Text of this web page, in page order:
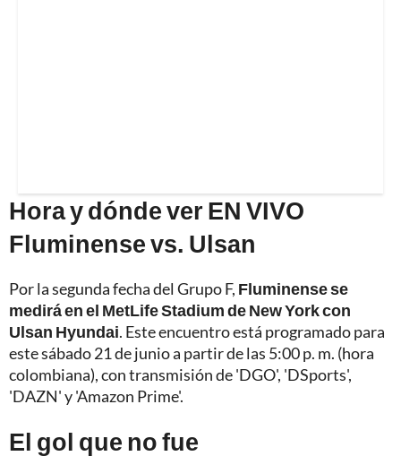
Hora y dónde ver EN VIVO
Fluminense vs. Ulsan
Por la segunda fecha del Grupo F, Fluminense se
medirá en el MetLife Stadium de New York con
Ulsan Hyundai. Este encuentro está programado para
este sábado 21 de junio a partir de las 5:00 p. m. (hora
colombiana), con transmisión de 'DGO', 'DSports',
'DAZN' y 'Amazon Prime'.
El gol que no fue